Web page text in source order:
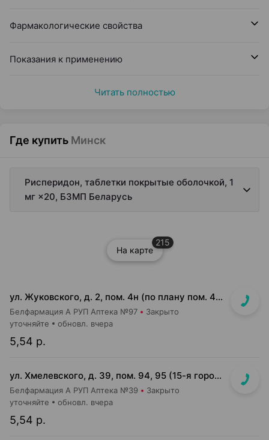
Фармакологические свойства
Показания к применению
Читать полностью
Где купить Минск
Рисперидон, таблетки покрытые оболочкой, 1
мг ×20, БЗМП Беларусь
На карте
215
ул. Жуковского, д. 2, пом. 4н (по плану пом. 4н-1-4н-4)
Белфармация А РУП Аптека №97 Закрыто
5,54 р.
уточняйте обновл. вчера
ул. Хмелевского, д. 39, пом. 94, 95 (15-я городская п-ка)
Белфармация А РУП Аптека №39 Закрыто
5,54 р.
уточняйте обновл. вчера